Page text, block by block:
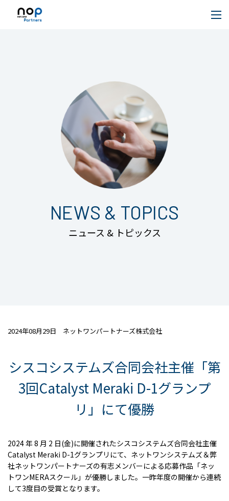
NEWS & TOPICS
ニュース & トピックス
2024年08月29日 ネットワンパートナーズ株式会社
シスコシステムズ合同会社主催「第
3回Catalyst Meraki D-1グランプ
リ」にて優勝
2024 年 8 月 2 日(金)に開催されたシスコシステムズ合同会社主催
Catalyst Meraki D-1グランプリにて、ネットワンシステムズ＆弊
社ネットワンパートナーズの有志メンバーによる応募作品「ネッ
トワンMERAスクール」が優勝しました。一昨年度の開催から連続
して3度目の受賞となります。